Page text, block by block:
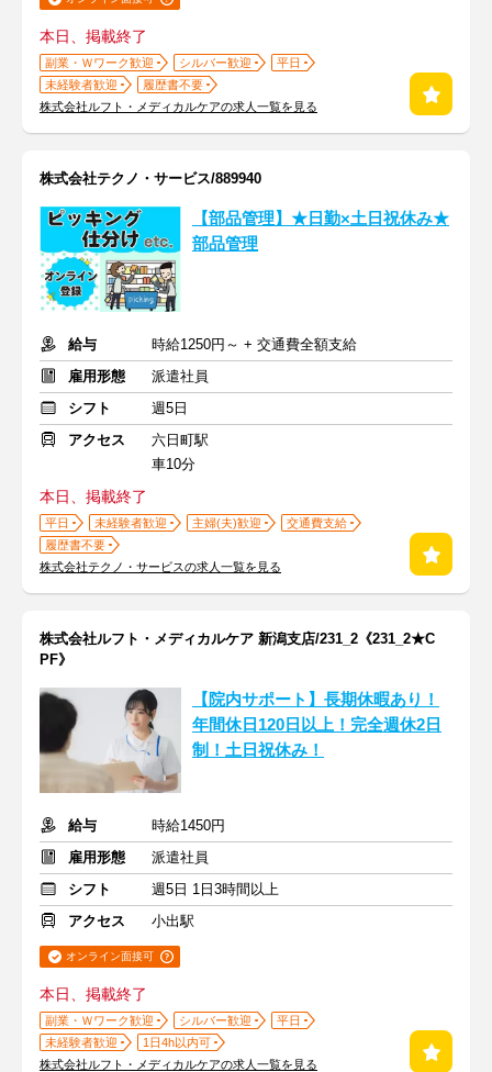
本日、掲載終了
副業・Ｗワーク歓迎 シルバー歓迎
平日
未経験者歓迎
履歴書不要
株式会社ルフト・メディカルケアの求人一覧を見る
株式会社テクノ・サービス/889940
【部品管理】★日勤×土日祝休み★
部品管理
給与
時給1250円～ + 交通費全額支給
雇用形態
派遣社員
シフト
週5日
アクセス
六日町駅
車10分
本日、掲載終了
平日 未経験者歓迎 主婦(夫)歓迎
交通費支給
履歴書不要
株式会社テクノ・サービスの求人一覧を見る
株式会社ルフト・メディカルケア 新潟支店/231_2《231_2★C
PF》
【院内サポート】長期休暇あり！
年間休日120日以上！完全週休2日
制！土日祝休み！
給与
時給1450円
雇用形態
派遣社員
シフト
週5日 1日3時間以上
アクセス
小出駅
オンライン面接可
本日、掲載終了
副業・Ｗワーク歓迎 シルバー歓迎
平日
未経験者歓迎
1日4h以内可
株式会社ルフト・メディカルケアの求人一覧を見る